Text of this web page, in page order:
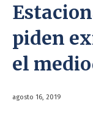
piden
el
agosto 16, 2019